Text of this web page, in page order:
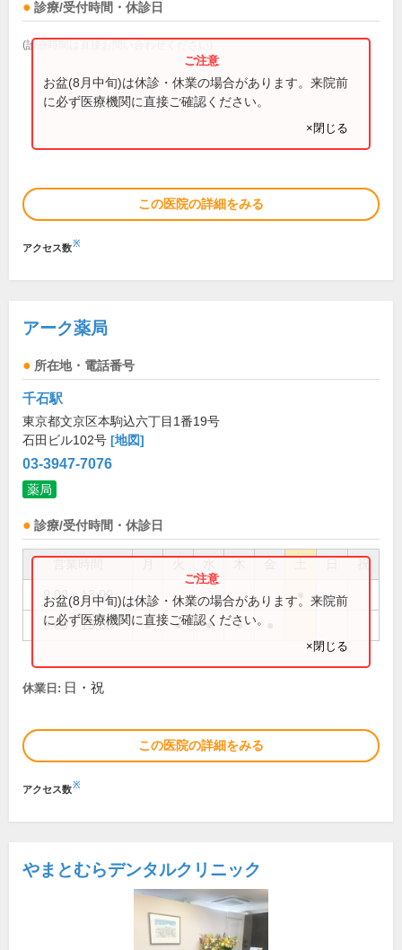
診療/受付時間・休診日
(診療時間は直接お問い合わせください)
お盆(8月中旬)は休診・休業の場合があります。来院前
に必ず医療機関に直接ご確認ください。
×閉じる
この医院の詳細をみる
アクセス数※
アーク薬局
所在地・電話番号
千石駅
東京都文京区本駒込六丁目1番19号
石田ビル102号 [地図]
03-3947-7076
薬局
診療/受付時間・休診日
祝
9:00～13:00
9:00～19:00 ● ● ● ●
お盆(8月中旬)は休診・休業の場合があります。来院前
に必ず医療機関に直接ご確認ください。
×閉じる
休業日: 日・祝
この医院の詳細をみる
アクセス数※
やまとむらデンタルクリニック